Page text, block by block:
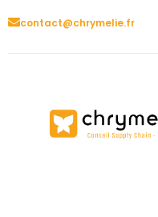
contact@chrymelie.fr